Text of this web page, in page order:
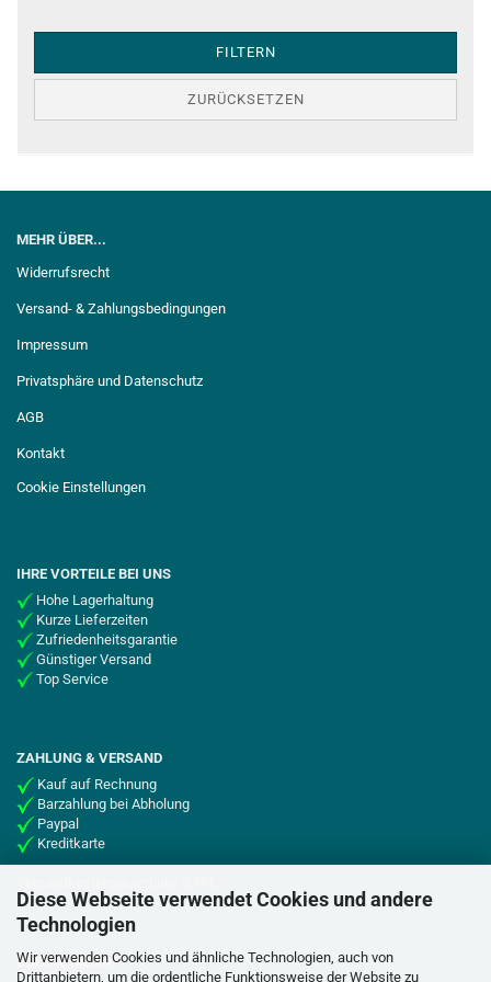
Diese Webseite verwendet Cookies und andere
Technologien
Wir verwenden Cookies und ähnliche Technologien, auch von
Drittanbietern, um die ordentliche Funktionsweise der Website zu
FILTERN
ZURÜCKSETZEN
MEHR ÜBER...
Widerrufsrecht
Versand- & Zahlungsbedingungen
Impressum
Privatsphäre und Datenschutz
AGB
Kontakt
Cookie Einstellungen
IHRE VORTEILE BEI UNS
Hohe Lagerhaltung
Kurze Lieferzeiten
Zufriedenheitsgarantie
Günstiger Versand
Top Service
ZAHLUNG & VERSAND
Kauf auf Rechnung
Barzahlung bei Abholung
Paypal
Kreditkarte
SOCIAL MEDIA